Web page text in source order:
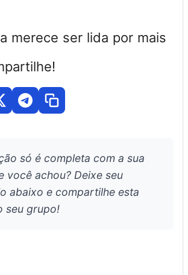
merece ser lida por mais
só é completa com a sua
você achou? Deixe seu
abaixo e compartilhe esta
seu grupo!